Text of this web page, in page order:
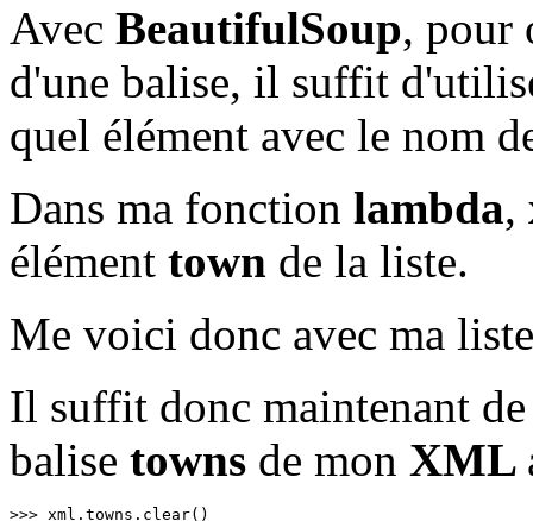
Avec BeautifulSoup, pour
d'une balise, il suffit
quel élément avec le nom
Dans ma fonction lambda,
élément town de la liste.
Me voici donc avec ma
Il suffit donc maintenant
balise towns de mon XML
>>> xml.towns.clear()